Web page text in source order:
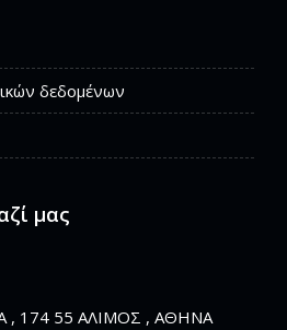
δεδομένων
μας
, 174 55 ΑΛΙΜΟΣ , ΑΘΗΝΑ